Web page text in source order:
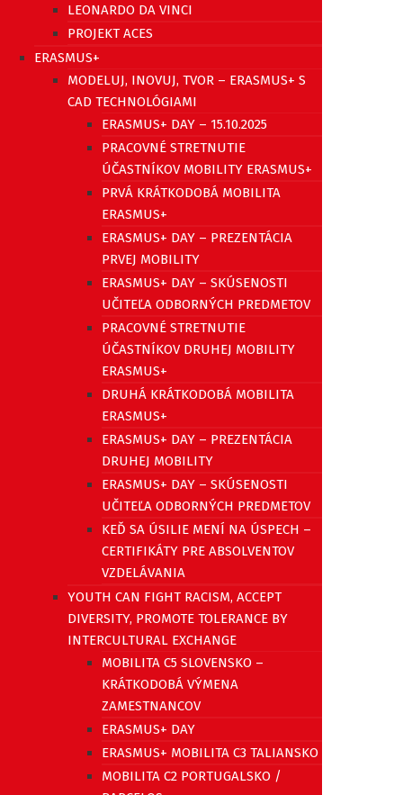
LEONARDO DA VINCI
PROJEKT ACES
ERASMUS+
MODELUJ, INOVUJ, TVOR – ERASMUS+ S
CAD TECHNOLÓGIAMI
ERASMUS+ DAY – 15.10.2025
PRACOVNÉ STRETNUTIE
ÚČASTNÍKOV MOBILITY ERASMUS+
PRVÁ KRÁTKODOBÁ MOBILITA
ERASMUS+
ERASMUS+ DAY – PREZENTÁCIA
PRVEJ MOBILITY
ERASMUS+ DAY – SKÚSENOSTI
UČITEĽA ODBORNÝCH PREDMETOV
PRACOVNÉ STRETNUTIE
ÚČASTNÍKOV DRUHEJ MOBILITY
ERASMUS+
DRUHÁ KRÁTKODOBÁ MOBILITA
ERASMUS+
ERASMUS+ DAY – PREZENTÁCIA
DRUHEJ MOBILITY
ERASMUS+ DAY – SKÚSENOSTI
UČITEĽA ODBORNÝCH PREDMETOV
KEĎ SA ÚSILIE MENÍ NA ÚSPECH –
CERTIFIKÁTY PRE ABSOLVENTOV
VZDELÁVANIA
YOUTH CAN FIGHT RACISM, ACCEPT
DIVERSITY, PROMOTE TOLERANCE BY
INTERCULTURAL EXCHANGE
MOBILITA C5 SLOVENSKO –
KRÁTKODOBÁ VÝMENA
ZAMESTNANCOV
ERASMUS+ DAY
ERASMUS+ MOBILITA C3 TALIANSKO
MOBILITA C2 PORTUGALSKO /